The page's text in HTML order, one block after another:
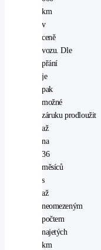
km
v
ceně
vozu. Dle
přání
je
pak
možné
záruku prodloužit
až
na
36
měsíců
s
až
neomezeným
počtem
najetých
km